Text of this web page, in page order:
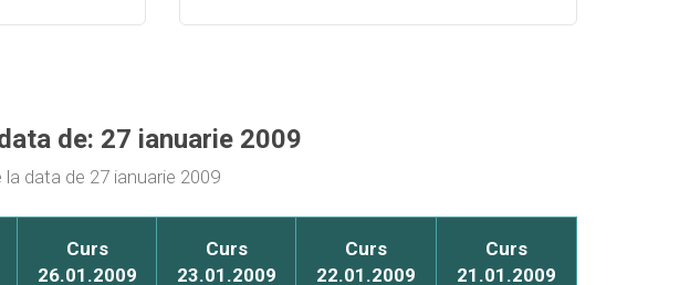
de: 27 ianuarie 2009
data de 27 ianuarie 2009
Curs
26.01.2009
Curs
23.01.2009
Curs
22.01.2009
Curs
21.01.2009